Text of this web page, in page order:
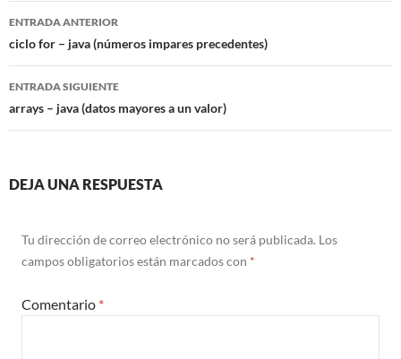
Navegación
de
entradas
ENTRADA ANTERIOR
ciclo for – java (números impares precedentes)
ENTRADA SIGUIENTE
arrays – java (datos mayores a un valor)
DEJA UNA RESPUESTA
Tu dirección de correo electrónico no será publicada. Los
campos obligatorios están marcados con *
Comentario *